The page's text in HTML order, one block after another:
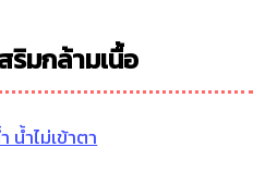
ริมกล้ามเนื้อ
น้ำไม่เข้าตา